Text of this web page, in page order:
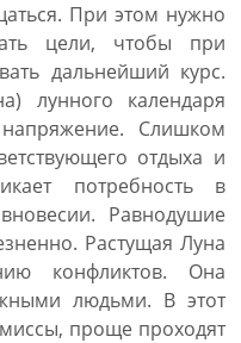
При этом нужно
цели, чтобы при
дальнейший курс.
лунного календаря
напряжение. Слишком
отдыха и
потребность в
Равнодушие
Растущая Луна
конфликтов. Она
людьми. В этот
проще проходят